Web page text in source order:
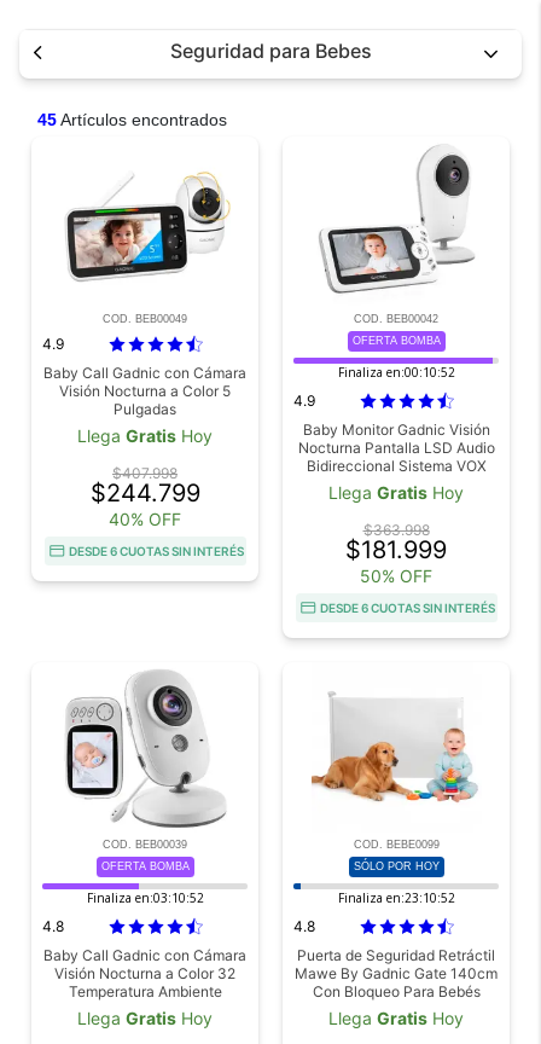
Seguridad para Bebes
45Artículos encontrados
COD. BEB00049
4.9
Baby Call Gadnic con Cámara
Visión Nocturna a Color 5
Pulgadas
Llega Gratis Hoy
$407.998
$244.799
40% OFF
DESDE 6 CUOTAS SIN INTERÉS
COD. BEB00042
OFERTA BOMBA
Finaliza en:00:10:51
4.9
Baby Monitor Gadnic Visión
Nocturna Pantalla LSD Audio
Bidireccional Sistema VOX
Llega Gratis Hoy
$363.998
$181.999
50% OFF
DESDE 6 CUOTAS SIN INTERÉS
COD. BEB00039
OFERTA BOMBA
Finaliza en:03:10:51
4.8
Baby Call Gadnic con Cámara
Visión Nocturna a Color 32
Temperatura Ambiente
Llega Gratis Hoy
COD. BEBE0099
SÓLO POR HOY
Finaliza en:23:10:51
4.8
Puerta de Seguridad Retráctil
Mawe By Gadnic Gate 140cm
Con Bloqueo Para Bebés
Niños y Mascotas
Llega Gratis Hoy